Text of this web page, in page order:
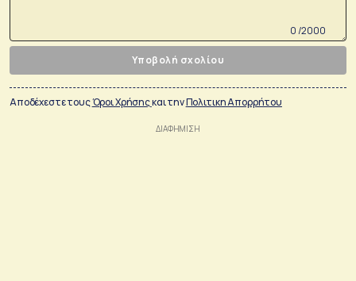
0 /2000
Υποβολή σχολίου
Αποδέχεστε τουςΌροι Χρήσηςκαι τηνΠολιτικη Απορρήτου